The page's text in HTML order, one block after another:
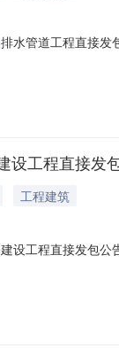
水管道工程直接
名称：麻榨镇南滩
设工程直接发
工程建筑
设工程直接发包
麻榨镇南滩村下南